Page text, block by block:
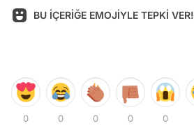
BU İÇERİĞE EMOJİYLE TEPKİ VER!
0 0 0 0 0